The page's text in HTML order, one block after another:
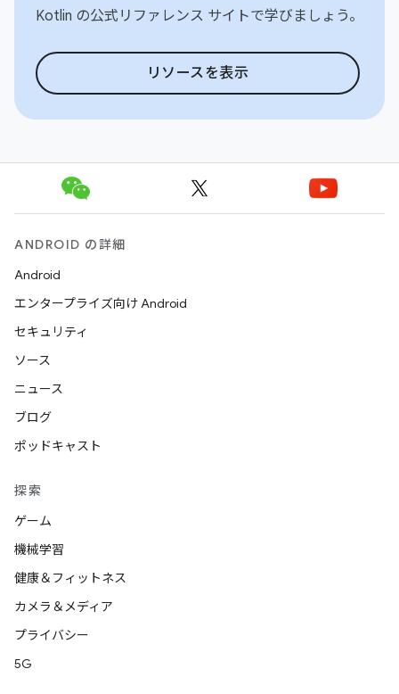
Kotlin の公式リファレンス サイトで学びましょう。
リソースを表示
ANDROID の詳細
Android
エンタープライズ向け Android
セキュリティ
ソース
ニュース
ブログ
ポッドキャスト
探索
ゲーム
機械学習
健康＆フィットネス
カメラ＆メディア
プライバシー
5G